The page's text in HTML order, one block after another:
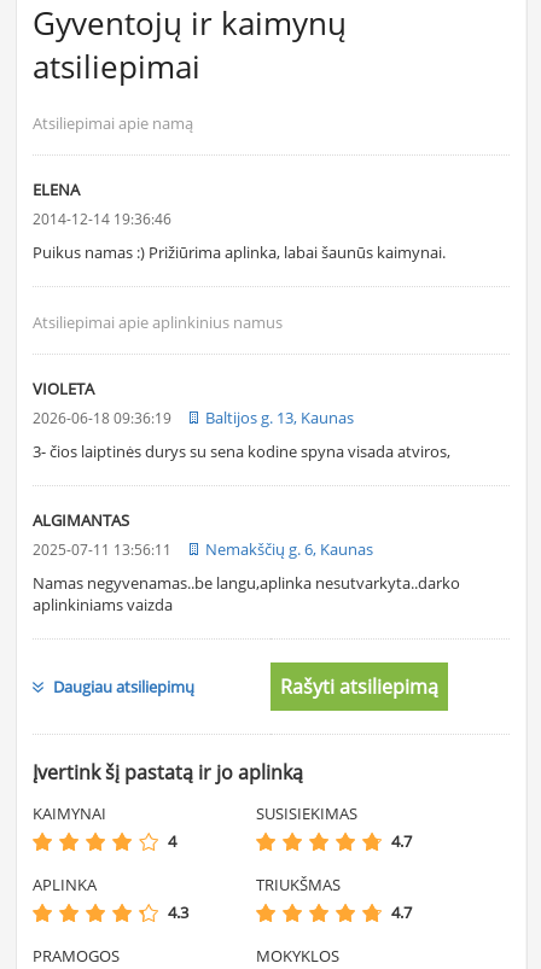
Gyventojų ir kaimynų
atsiliepimai
Atsiliepimai apie namą
ELENA
2014-12-14 19:36:46
Puikus namas :) Prižiūrima aplinka, labai šaunūs kaimynai.
Atsiliepimai apie aplinkinius namus
VIOLETA
2026-06-18 09:36:19
Baltijos g. 13, Kaunas
3- čios laiptinės durys su sena kodine spyna visada atviros,
ALGIMANTAS
2025-07-11 13:56:11
Nemakščių g. 6, Kaunas
Namas negyvenamas..be langu,aplinka nesutvarkyta..darko
aplinkiniams vaizda
Daugiau atsiliepimų Rašyti atsiliepimą
Įvertink šį pastatą ir jo aplinką
KAIMYNAI
4
SUSISIEKIMAS
4.7
APLINKA
4.3
TRIUKŠMAS
4.7
PRAMOGOS
MOKYKLOS